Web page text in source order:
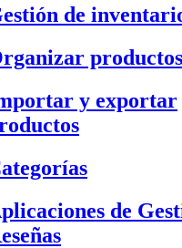
de
productos
y exportar
de